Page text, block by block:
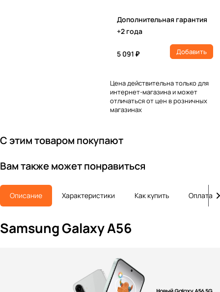
Дополнительная гарантия
+2 года
5 091 ₽ Добавить
Цена действительна только для
интернет-магазина и может
отличаться от цен в розничных
магазинах
С этим товаром покупают
Вам также может понравиться
Описание Характеристики Как купить Оплата
Samsung Galaxy A56